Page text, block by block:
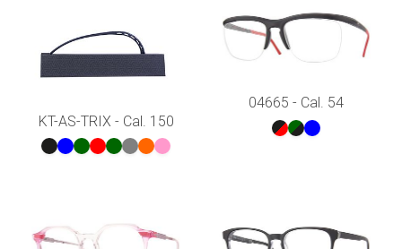
KT-AS-TRIX - Cal. 150
04665 - Cal. 54